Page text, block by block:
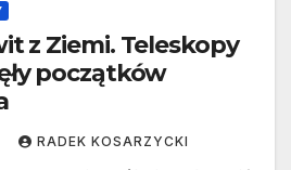
z Ziemi. Teleskopy
początków
RADEK KOSARZYCKI